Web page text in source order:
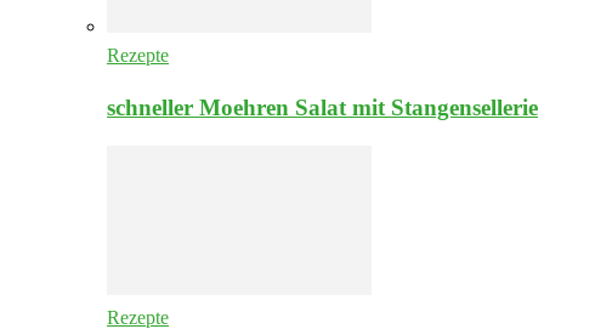
Rezepte
schneller Moehren Salat mit Stangensellerie
Rezepte